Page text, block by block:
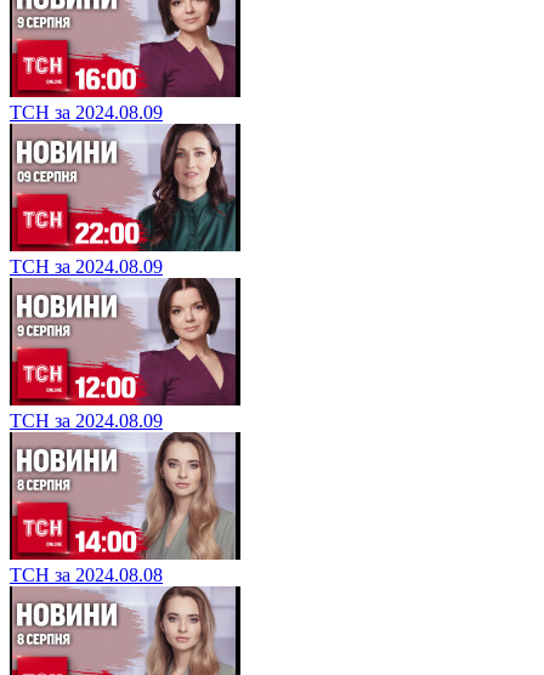
ТСН за 2024.08.09
ТСН за 2024.08.09
ТСН за 2024.08.09
ТСН за 2024.08.08